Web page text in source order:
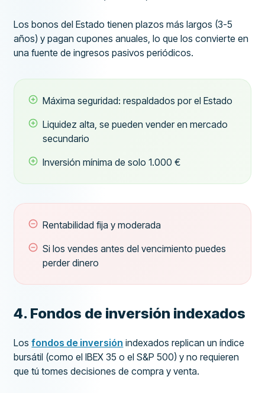
Los bonos del Estado tienen plazos más largos (3-5
años) y pagan cupones anuales, lo que los convierte en
una fuente de ingresos pasivos periódicos.
Máxima seguridad: respaldados por el Estado
Liquidez alta, se pueden vender en mercado
secundario
Inversión mínima de solo 1.000 €
Rentabilidad fija y moderada
Si los vendes antes del vencimiento puedes
perder dinero
4. Fondos de inversión indexados
Losfondos de inversión indexados replican un índice
bursátil (como el IBEX 35 o el S&P 500) y no requieren
que tú tomes decisiones de compra y venta.